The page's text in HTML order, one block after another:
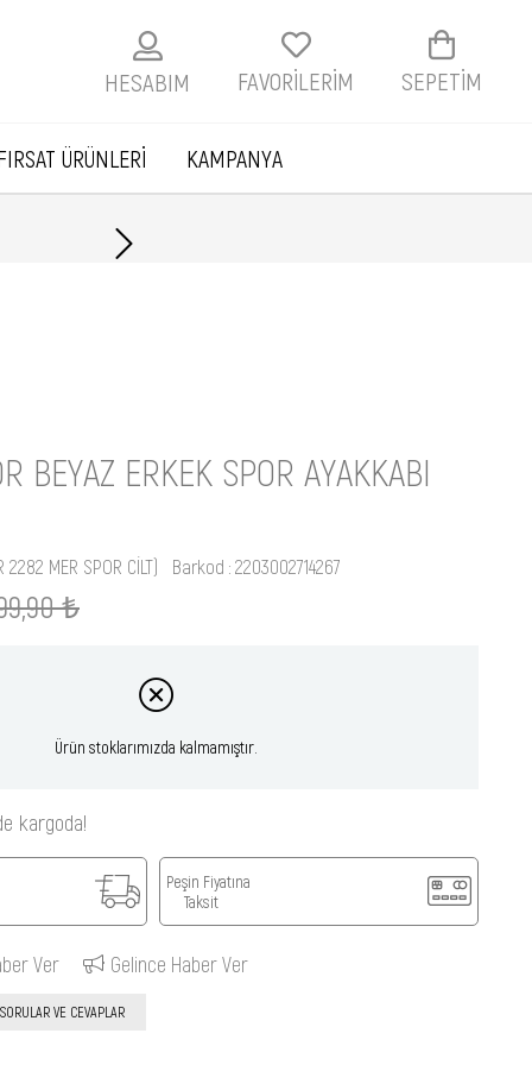
SEPETIM
FAVORİLERİM
HESABIM
ÜRÜNLERİ KAMPANYA
BEYAZ ERKEK SPOR AYAKKABI
2282 MER SPOR CİLT) Barkod : 2203002714267
₺
Ürün stoklarımızda kalmamıştır.
kargoda!
Peşin Fiyatına
Taksit
Ver Gelince Haber Ver
SORULAR VE CEVAPLAR